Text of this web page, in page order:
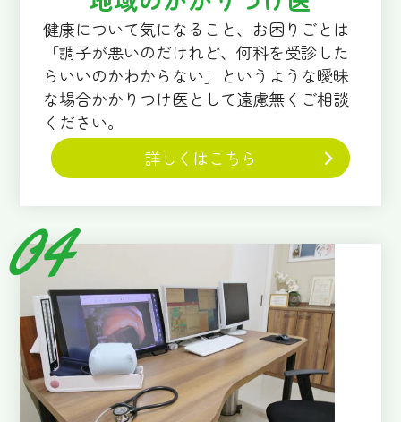
健康について気になること、お困りごとは
「調子が悪いのだけれど、何科を受診した
らいいのかわからない」というような曖昧
な場合かかりつけ医として遠慮無くご相談
ください。
詳しくはこちら